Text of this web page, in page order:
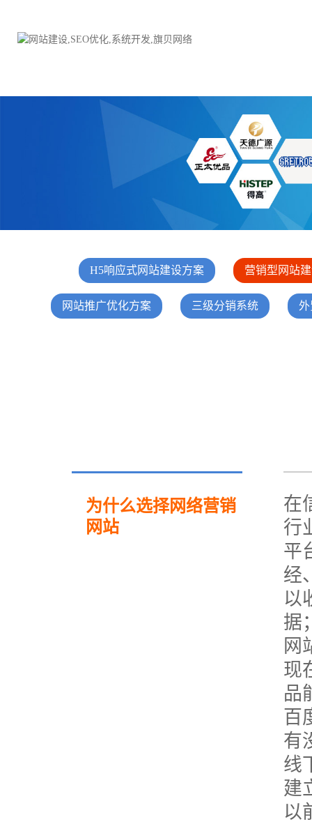
电子商务商城
手机网站建设
网站SEO优化
微信平台建设
电子商务商城建设
H5响应式网站建设方案
防伪防窜货系统
外贸多语言网站建设方
三级分销系统
在线进销存管理
品牌加盟营销管理系统
营销型网站建设方案
H5响应式网站建设方案 营销型网站
网站推广优化方案 三级分销系统 外
为什么选择网络营销
网站
在
行
平
经
以
据
网
现
品
百
有
线
建
以